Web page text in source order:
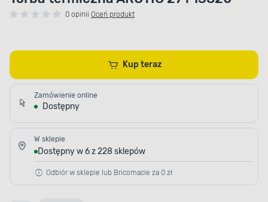
0 opinii Oceń produkt
Kup teraz
Zamówienie online
Dostępny
W sklepie
Dostępny w 6 z 228 sklepów
Odbiór w sklepie lub Bricomacie za 0 zł